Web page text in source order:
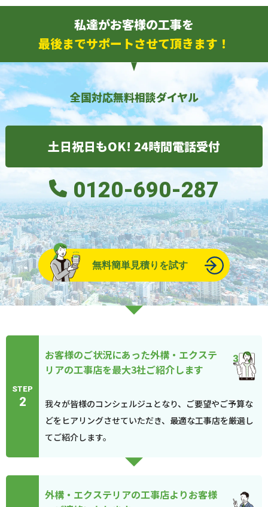
私達がお客様の工事を
最後までサポートさせて頂きます！
全国対応無料相談ダイヤル
土日祝日もOK! 24時間電話受付
0120-690-287
無料簡単見積りを試す
STEP
2
お客様のご状況にあった外構・エクステ
リアの工事店を最大3社ご紹介します
我々が皆様のコンシェルジュとなり、ご要望やご予算な
どをヒアリングさせていただき、最適な工事店を厳選し
てご紹介します。
外構・エクステリアの工事店よりお客様